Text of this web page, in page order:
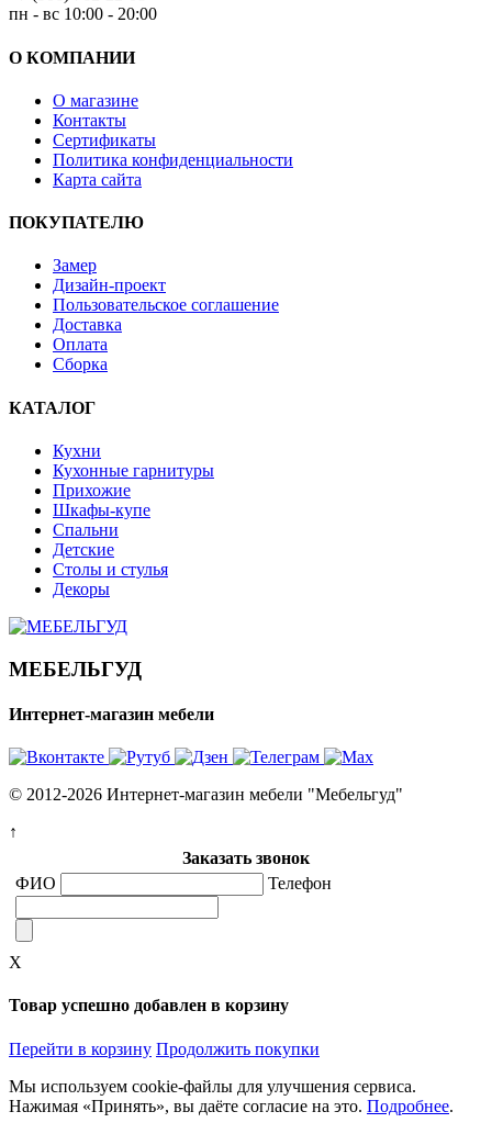
пн - вс 10:00 - 20:00
О КОМПАНИИ
О магазине
Контакты
Сертификаты
Политика конфиденциальности
Карта сайта
ПОКУПАТЕЛЮ
Замер
Дизайн-проект
Пользовательское соглашение
Доставка
Оплата
Сборка
КАТАЛОГ
Кухни
Кухонные гарнитуры
Прихожие
Шкафы-купе
Спальни
Детские
Столы и стулья
Декоры
МЕБЕЛЬГУД
Интернет-магазин мебели
© 2012-2026 Интернет-магазин мебели "Мебельгуд"
↑
Заказать звонок
ФИО
Телефон
X
Товар успешно добавлен в корзину
Перейти в корзину Продолжить покупки
Мы используем cookie-файлы для улучшения сервиса.
Нажимая «Принять», вы даёте согласие на это. Подробнее.